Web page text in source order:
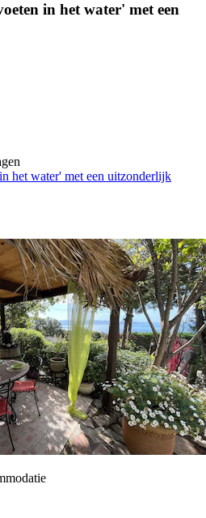
in het water' met een
het water' met een uitzonderlijk